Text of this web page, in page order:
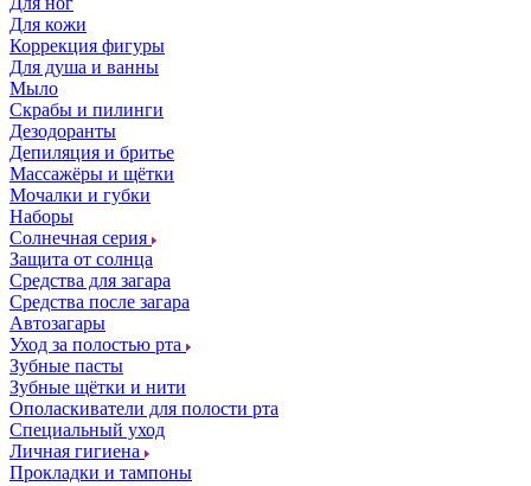
Для кожи
Коррекция фигуры
Для душа и ванны
Мыло
Скрабы и пилинги
Дезодоранты
Депиляция и бритье
Массажёры и щётки
Мочалки и губки
Наборы
Солнечная серия
Защита от солнца
Средства для загара
Средства после загара
Автозагары
Уход за полостью рта
Зубные пасты
Зубные щётки и нити
Ополаскиватели для полости рта
Специальный уход
Личная гигиена
Прокладки и тампоны